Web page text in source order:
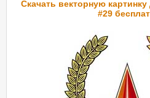
Скачать векторную
#29